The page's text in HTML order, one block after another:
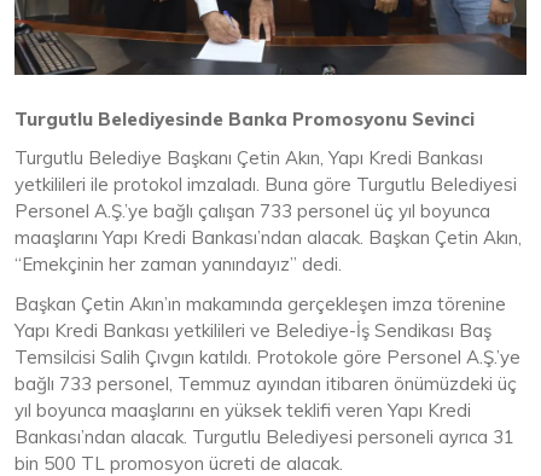
Turgutlu Belediyesinde Banka Promosyonu Sevinci
Turgutlu Belediye Başkanı Çetin Akın, Yapı Kredi Bankası
yetkilileri ile protokol imzaladı. Buna göre Turgutlu Belediyesi
Personel A.Ş.’ye bağlı çalışan 733 personel üç yıl boyunca
maaşlarını Yapı Kredi Bankası’ndan alacak. Başkan Çetin Akın,
“Emekçinin her zaman yanındayız” dedi.
Başkan Çetin Akın’ın makamında gerçekleşen imza törenine
Yapı Kredi Bankası yetkilileri ve Belediye-İş Sendikası Baş
Temsilcisi Salih Çıvgın katıldı. Protokole göre Personel A.Ş.’ye
bağlı 733 personel, Temmuz ayından itibaren önümüzdeki üç
yıl boyunca maaşlarını en yüksek teklifi veren Yapı Kredi
Bankası’ndan alacak. Turgutlu Belediyesi personeli ayrıca 31
bin 500 TL promosyon ücreti de alacak.